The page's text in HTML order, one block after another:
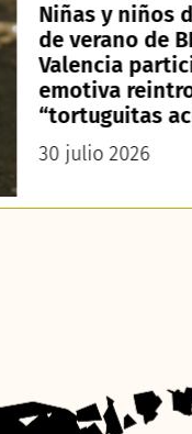
Niñas y niños
de verano de
Valencia
emotiva
“tortuguitas
30 julio 2026